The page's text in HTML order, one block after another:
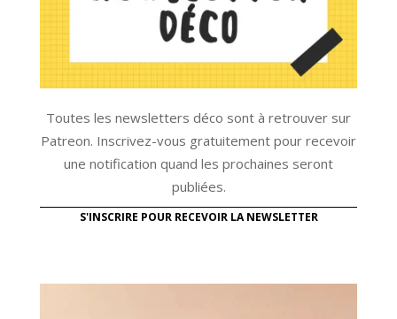
Toutes les newsletters déco sont à retrouver sur
Patreon. Inscrivez-vous gratuitement pour recevoir
une notification quand les prochaines seront
publiées.
S'INSCRIRE POUR RECEVOIR LA NEWSLETTER